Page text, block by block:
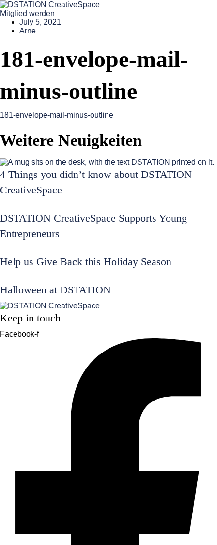
Mitglied werden
July 5, 2021
Arne
181-envelope-mail-
minus-outline
181-envelope-mail-minus-outline
Weitere Neuigkeiten
4 Things you didn’t know about DSTATION
CreativeSpace
DSTATION CreativeSpace Supports Young
Entrepreneurs
Help us Give Back this Holiday Season
Halloween at DSTATION
Keep in touch
Facebook-f